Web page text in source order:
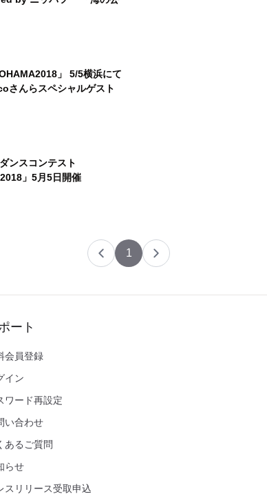
」 5/5横浜にて
んらスペシャルゲスト
ンスコンテスト
」5月5日開催
1
ート
会員登録
イン
ワード再設定
い合わせ
あるご質問
らせ
スリリース受取申込